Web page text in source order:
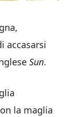
accasarsi
Sun.
la maglia